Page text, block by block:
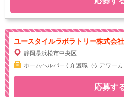
ユースタイルラボラトリー株式会社
静岡県浜松市中央区
ホームヘルパー ( 介護職（ケアワー
応募す